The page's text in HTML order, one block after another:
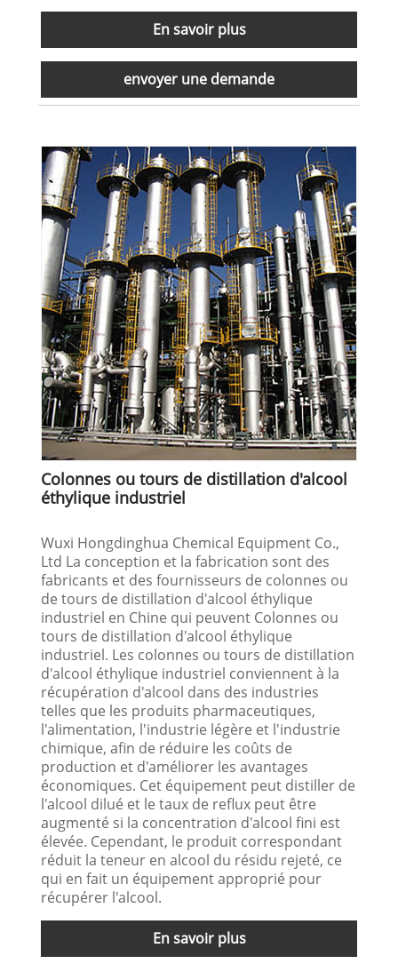
En savoir plus
envoyer une demande
Colonnes ou tours de distillation d'alcool
éthylique industriel
Wuxi Hongdinghua Chemical Equipment Co.,
Ltd La conception et la fabrication sont des
fabricants et des fournisseurs de colonnes ou
de tours de distillation d'alcool éthylique
industriel en Chine qui peuvent Colonnes ou
tours de distillation d'alcool éthylique
industriel. Les colonnes ou tours de distillation
d'alcool éthylique industriel conviennent à la
récupération d'alcool dans des industries
telles que les produits pharmaceutiques,
l'alimentation, l'industrie légère et l'industrie
chimique, afin de réduire les coûts de
production et d'améliorer les avantages
économiques. Cet équipement peut distiller de
l'alcool dilué et le taux de reflux peut être
augmenté si la concentration d'alcool fini est
élevée. Cependant, le produit correspondant
réduit la teneur en alcool du résidu rejeté, ce
qui en fait un équipement approprié pour
récupérer l'alcool.
En savoir plus